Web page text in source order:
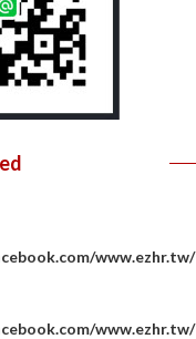
www.ezhr.tw/
www.ezhr.tw/